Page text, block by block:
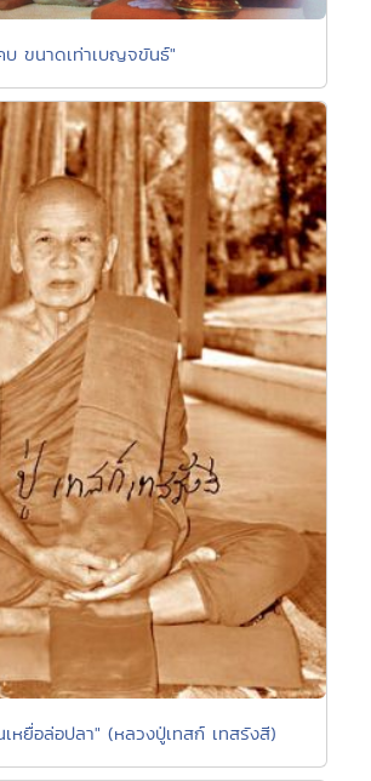
บ ขนาดเท่าเบญจขันธ์"
หยื่อล่อปลา" (หลวงปู่เทสก์ เทสรังสี)